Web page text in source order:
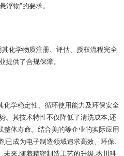
浮物”的要求。
化学物质注册、评估、授权流程完全
提供了合规保障。
化学稳定性、循环使用能力及环保安全
。其技术特性不仅降低了清洗成本,还
体寿命。结合美的等企业的实际应用
成为电子制造领域追求高效、环保、
未来,随着精密制造工艺的升级,杰川科